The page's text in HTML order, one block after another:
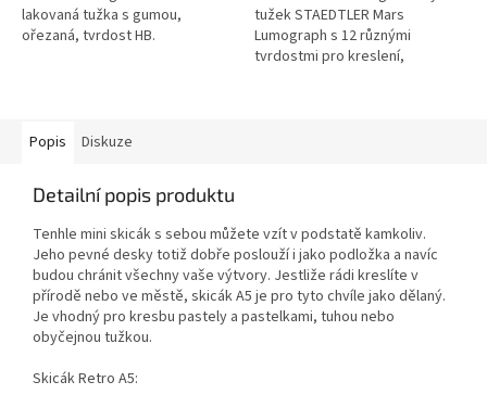
lakovaná tužka s gumou,
ořezaná, tvrdost HB.
tužek STAEDTLER Mars
Lumograph s 12 různými
tvrdostmi pro kreslení,
Popis
Diskuze
Detailní popis produktu
Tenhle mini skicák s sebou můžete vzít v podstatě kamkoliv.
Jeho pevné desky totiž dobře poslouží i jako podložka a navíc
budou chránit všechny vaše výtvory. Jestliže rádi kreslíte v
přírodě nebo ve městě, skicák A5 je pro tyto chvíle jako dělaný.
Je vhodný pro kresbu pastely a pastelkami, tuhou nebo
obyčejnou tužkou.
Skicák Retro A5: